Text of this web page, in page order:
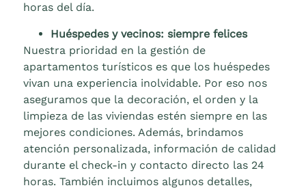
horas del día.
Huéspedes y vecinos: siempre felices
Nuestra prioridad en la gestión de
apartamentos turísticos es que los huéspedes
vivan una experiencia inolvidable. Por eso nos
aseguramos que la decoración, el orden y la
limpieza de las viviendas estén siempre en las
mejores condiciones. Además, brindamos
atención personalizada, información de calidad
durante el check-in y contacto directo las 24
horas. También incluimos algunos detalles,